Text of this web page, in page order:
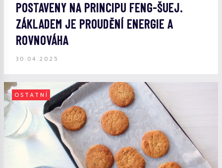
POSTAVENY NA PRINCIPU FENG-ŠUEJ.
ZÁKLADEM JE PROUDĚNÍ ENERGIE A
ROVNOVÁHA
30.04.2025
OSTATNÍ